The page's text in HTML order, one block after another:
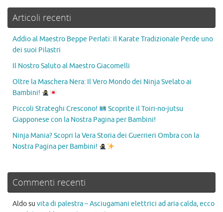
Articoli recenti
Addio al Maestro Beppe Perlati: Il Karate Tradizionale Perde uno
dei suoi Pilastri
Il Nostro Saluto al Maestro Giacomelli
Oltre la Maschera Nera: Il Vero Mondo dei Ninja Svelato ai
Bambini!
Piccoli Strateghi Crescono!
Scoprite il Toiri-no-jutsu
Giapponese con la Nostra Pagina per Bambini!
Ninja Mania? Scopri la Vera Storia dei Guerrieri Ombra con la
Nostra Pagina per Bambini!
Commenti recenti
Aldosu vita di palestra – Asciugamani elettrici ad aria calda, ecco